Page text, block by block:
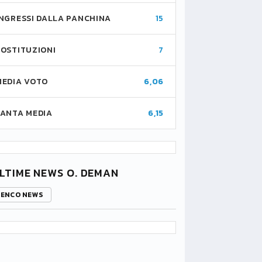
DALLA PANCHINA 15
7
VOTO 6,06
MEDIA 6,15
NEWS O. DEMAN
NEWS